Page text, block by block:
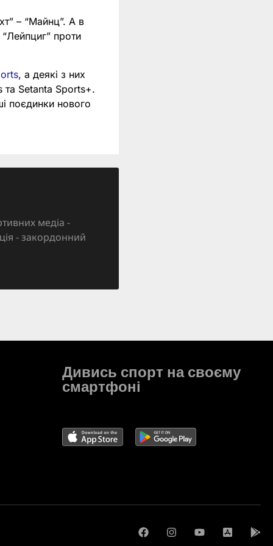
– “Майнц”. А в
проти
, а деякі з них
та Setanta Sports+.
поєдинки нового
медіа -
- закордонний
Дивись спорт на своєму
смартфоні